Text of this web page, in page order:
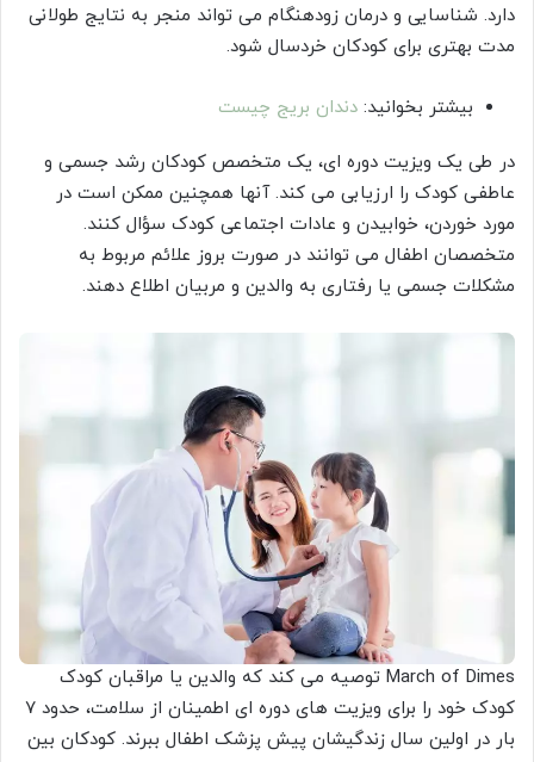
دارد. شناسایی و درمان زودهنگام می تواند منجر به نتایج طولانی
مدت بهتری برای کودکان خردسال شود.
بیشتر بخوانید: دندان بریج چیست
در طی یک ویزیت دوره ای، یک متخصص کودکان رشد جسمی و
عاطفی کودک را ارزیابی می کند. آنها همچنین ممکن است در
مورد خوردن، خوابیدن و عادات اجتماعی کودک سؤال کنند.
متخصصان اطفال می توانند در صورت بروز علائم مربوط به
مشکلات جسمی یا رفتاری به والدین و مربیان اطلاع دهند.
March of Dimes توصیه می کند که والدین یا مراقبان کودک
کودک خود را برای ویزیت های دوره ای اطمینان از سلامت، حدود ۷
بار در اولین سال زندگیشان پیش پزشک اطفال ببرند. کودکان بین